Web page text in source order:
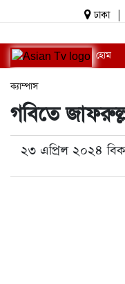
ঢাকা
হোম
ক্যাম্পাস
গবিতে
২৩ এপ্রিল ২০২৪